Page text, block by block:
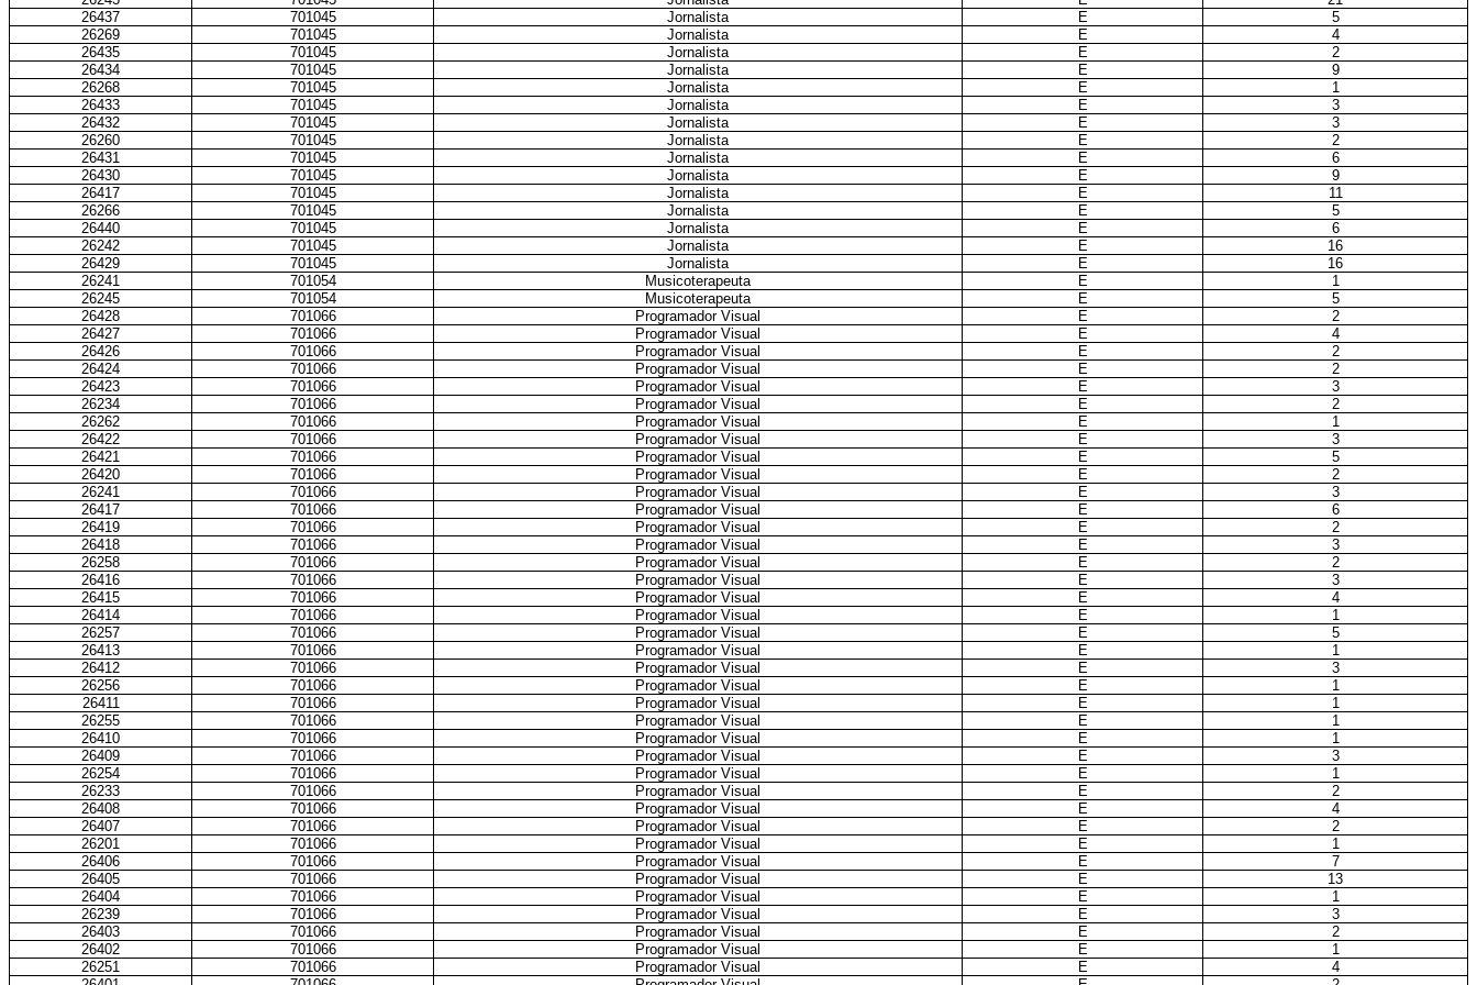
26437
701045 Jornalista E
5
26269
701045 Jornalista E
4
26435
701045 Jornalista E
2
26434
701045 Jornalista E
9
26268
701045 Jornalista E
1
26433
701045 Jornalista E
3
26432
701045 Jornalista E
3
26260
701045 Jornalista E
2
26431
701045 Jornalista E
6
26430
701045 Jornalista E
9
26417
701045 Jornalista E
11
26266
701045 Jornalista E
5
26440
701045 Jornalista E
6
26242
701045 Jornalista E
16
26429
701045 Jornalista E
16
26241
701054 Musicoterapeuta E
1
26245
701054 Musicoterapeuta E
5
26428
701066 Programador Visual E
2
26427
701066 Programador Visual E
4
26426
701066 Programador Visual E
2
26424
701066 Programador Visual E
2
26423
701066 Programador Visual E
3
26234
701066 Programador Visual E
2
26262
701066 Programador Visual E
1
26422
701066 Programador Visual E
3
26421
701066 Programador Visual E
5
26420
701066 Programador Visual E
2
26241
701066 Programador Visual E
3
26417
701066 Programador Visual E
6
26419
701066 Programador Visual E
2
26418
701066 Programador Visual E
3
26258
701066 Programador Visual E
2
26416
701066 Programador Visual E
3
26415
701066 Programador Visual E
4
26414
701066 Programador Visual E
1
26257
701066 Programador Visual E
5
26413
701066 Programador Visual E
1
26412
701066 Programador Visual E
3
26256
701066 Programador Visual E
1
26411
701066 Programador Visual E
1
26255
701066 Programador Visual E
1
26410
701066 Programador Visual E
1
26409
701066 Programador Visual E
3
26254
701066 Programador Visual E
1
26233
701066 Programador Visual E
2
26408
701066 Programador Visual E
4
26407
701066 Programador Visual E
2
26201
701066 Programador Visual E
1
26406
701066 Programador Visual E
7
26405
701066 Programador Visual E
13
26404
701066 Programador Visual E
1
26239
701066 Programador Visual E
3
26403
701066 Programador Visual E
2
26402
701066 Programador Visual E
1
26251
701066 Programador Visual E
4